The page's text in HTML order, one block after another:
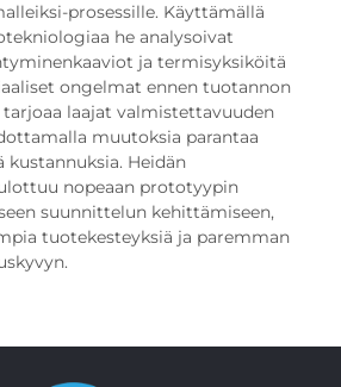
prosessille. Käyttämällä
he analysoivat
ja termisyksiköitä
ongelmat ennen tuotannon
laajat valmistettavuuden
muutoksia parantaa
kustannuksia. Heidän
nopeaan prototyypin
suunnittelun kehittämiseen,
tuotekesteyksiä ja paremman